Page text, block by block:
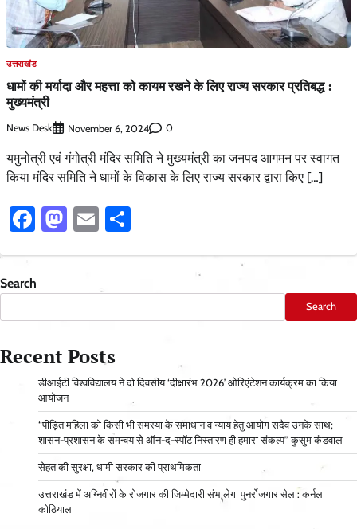
उत्तराखंड
धामों की मर्यादा और महत्ता को कायम रखने के लिए राज्य सरकार प्रतिबद्ध :
मुख्यमंत्री
News Desk November 6, 2024 0
यमुनोत्री एवं गंगोत्री मंदिर समिति ने मुख्यमंत्री का जनपद आगमन पर स्वागत
किया मंदिर समिति ने धामों के विकास के लिए राज्य सरकार द्वारा किए […]
Facebook
Mastodon
Email
Search
Search
Recent Posts
डीआईटी विश्वविद्यालय ने दो दिवसीय ‘दीक्षारंभ 2026’ ओरिएंटेशन कार्यक्रम का किया
आयोजन
“पीड़ित महिला को किसी भी समस्या के समाधान व न्याय हेतु आयोग सदैव उनके साथ;
शासन-प्रशासन के समन्वय से ऑन-द-स्पॉट निस्तारण ही हमारा संकल्प” कुसुम कंडवाल
सेहत की सुरक्षा, धामी सरकार की प्राथमिकता
उत्तराखंड में अग्निवीरों के रोजगार की जिम्मेदारी संभालेगा पुनर्रोजगार सेल : कर्नल
कोठियाल